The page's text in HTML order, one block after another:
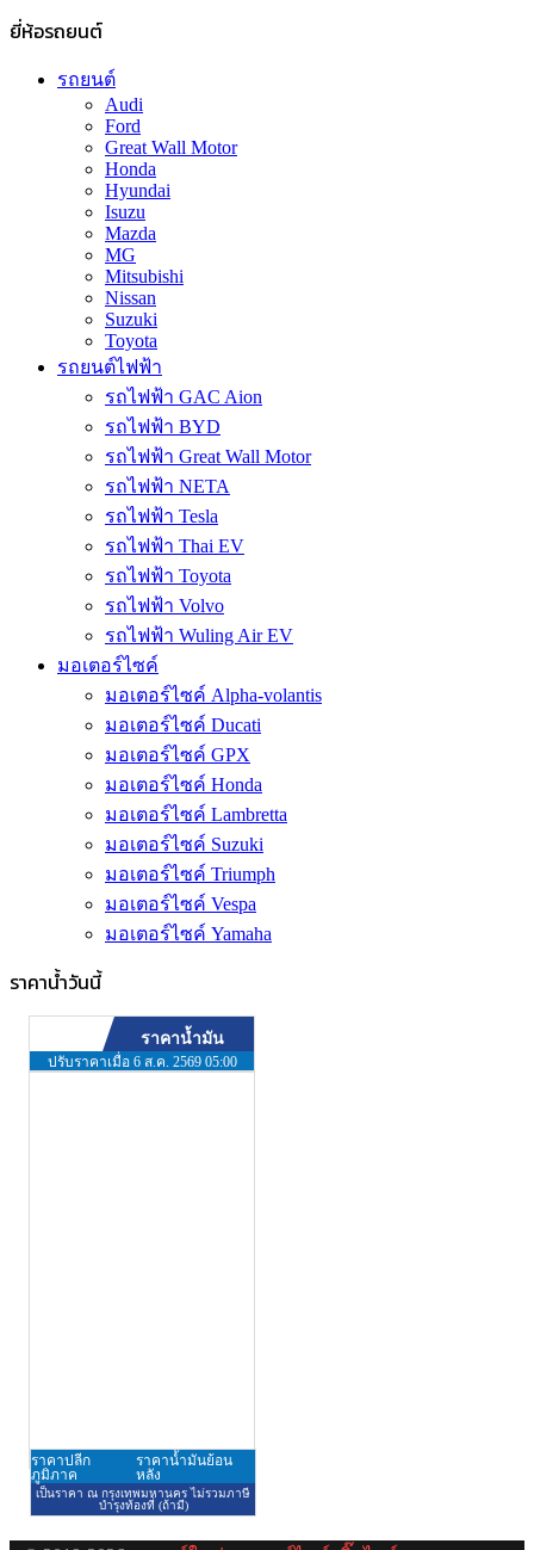
ยี่ห้อรถยนต์
รถยนต์
Audi
Ford
Great Wall Motor
Honda
Hyundai
Isuzu
Mazda
MG
Mitsubishi
Nissan
Suzuki
Toyota
รถยนต์ไฟฟ้า
รถไฟฟ้า GAC Aion
รถไฟฟ้า BYD
รถไฟฟ้า Great Wall Motor
รถไฟฟ้า NETA
รถไฟฟ้า Tesla
รถไฟฟ้า Thai EV
รถไฟฟ้า Toyota
รถไฟฟ้า Volvo
รถไฟฟ้า Wuling Air EV
มอเตอร์ไซค์
มอเตอร์ไซค์ Alpha-volantis
มอเตอร์ไซค์ Ducati
มอเตอร์ไซค์ GPX
มอเตอร์ไซค์ Honda
มอเตอร์ไซค์ Lambretta
มอเตอร์ไซค์ Suzuki
มอเตอร์ไซค์ Triumph
มอเตอร์ไซค์ Vespa
มอเตอร์ไซค์ Yamaha
ราคาน้ำวันนี้